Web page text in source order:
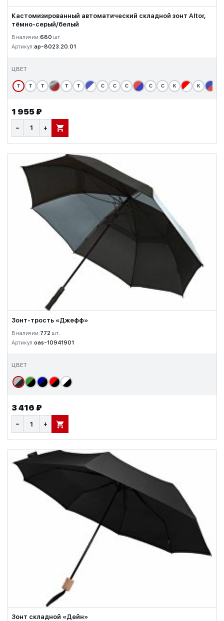
Кастомизированный автоматический складной зонт Altor,
тёмно-серый/белый
В наличии:680 шт.
Артикул:ap-8023.20.01
ЦВЕТ
Т Т Т Т Т С С С С С К К
1 955 ₽
− + В КОРЗИНУ
Зонт-трость «Джефф»
В наличии:772 шт.
Артикул:oas-10941901
ЦВЕТ
3 416 ₽
− + В КОРЗИНУ
Зонт складной «Дейн»